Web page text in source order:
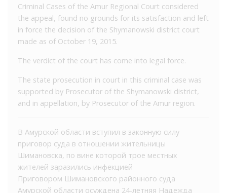
Criminal Cases of the Amur Regional Court considered
the appeal, found no grounds for its satisfaction and left
in force the decision of the Shymanowski district court
made as of October 19, 2015.
The verdict of the court has come into legal force.
The state prosecution in court in this criminal case was
supported by Prosecutor of the Shymanowski district,
and in appellation, by Prosecutor of the Amur region.
В Амурской области вступил в законную силу
приговор суда в отношении жительницы
Шимановска, по вине которой трое местных
жителей заразились инфекцией
Приговором Шимановского районного суда
Амурской области осуждена 24-летняя Надежда